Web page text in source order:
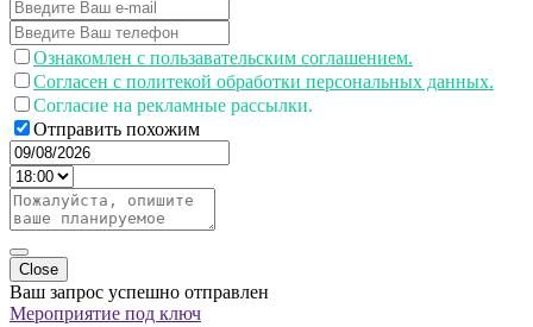
Ознакомлен с пользавательским соглашением.
Согласен с политекой обработки персональных данных.
Согласие на рекламные рассылки.
Отправить похожим
Close
Ваш запрос успешно отправлен
Мероприятие под ключ